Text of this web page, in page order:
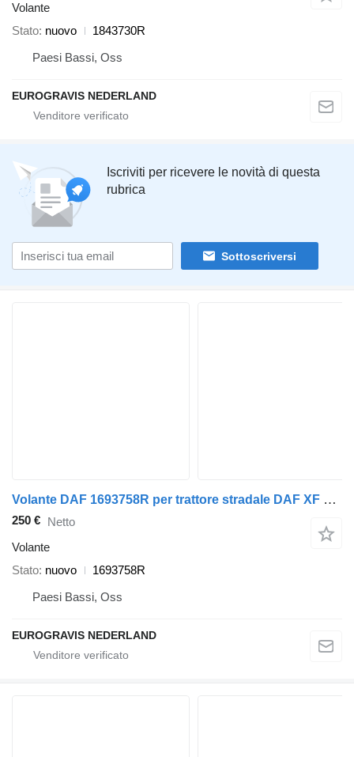
Volante
Stato nuovo
1843730R
Paesi Bassi, Oss
EUROGRAVIS NEDERLAND
Iscriviti per ricevere le novità di questa
rubrica
Sottoscriversi
Volante DAF 1693758R per trattore stradale DAF XF 105
250 € Netto
Volante
Stato nuovo
1693758R
Paesi Bassi, Oss
EUROGRAVIS NEDERLAND